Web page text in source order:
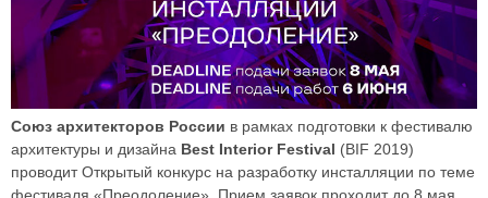
Союз архитекторов России в рамках подготовки к фестивалю
архитектуры и дизайна Best Interior Festival (BIF 2019)
проводит Открытый конкурс на разработку инсталляции по теме